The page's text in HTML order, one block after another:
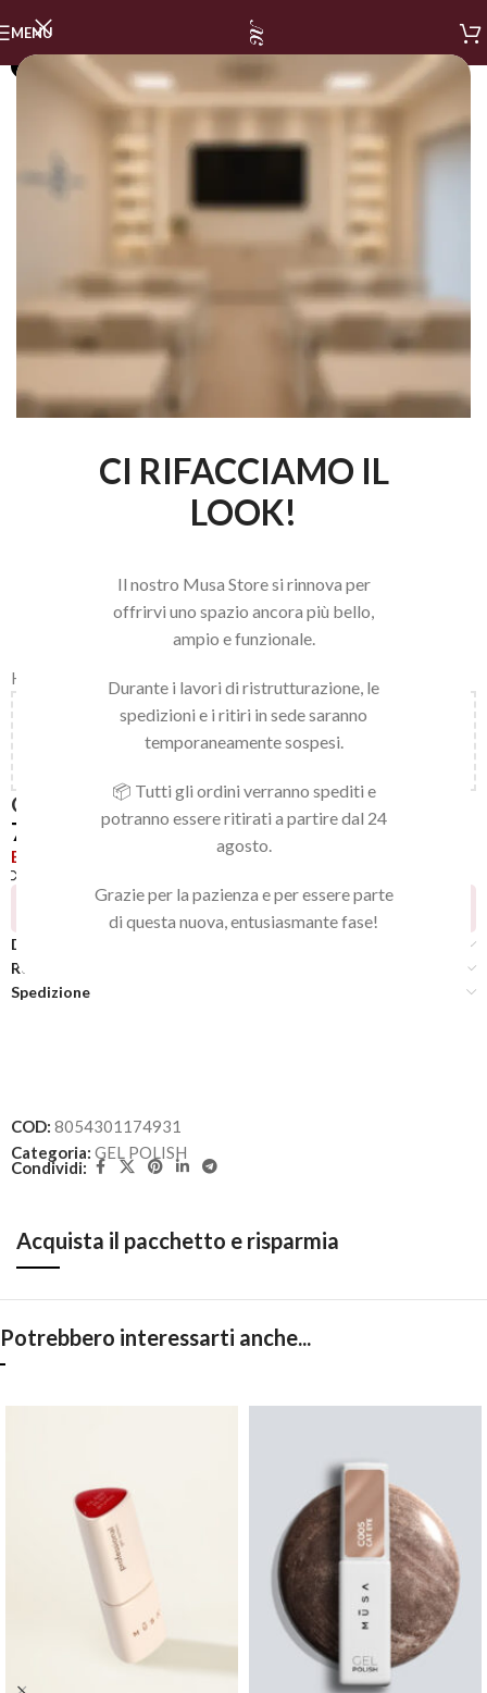
CI RIFACCIAMO IL
LOOK!
Il nostro Musa Store si rinnova per
offrirvi uno spazio ancora più bello,
ampio e funzionale.
Durante i lavori di ristrutturazione, le
spedizioni e i ritiri in sede saranno
temporaneamente sospesi.
📦 Tutti gli ordini verranno spediti e
potranno essere ritirati a partire dal 24
agosto.
Grazie per la pazienza e per essere parte
di questa nuova, entusiasmante fase!
MENU
Home LINEA NAILS / GEL POLISH GEL POLISH
150,00€al carrello e ottieni la spedizione
GEL POLISH 035
7,92
Esaurito
Persone che guardano questo prodotto ora!
Descrizione
Recensioni (0)
Spedizione
COD: 8054301174931
Categoria: GEL POLISH
Condividi:
Acquista il pacchetto e risparmia
Potrebbero interessarti anche...